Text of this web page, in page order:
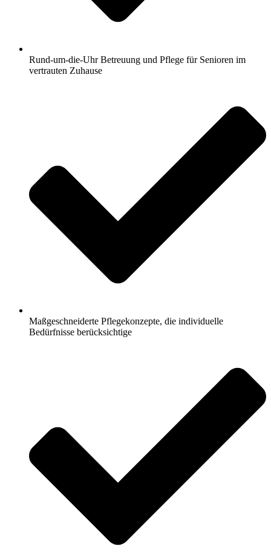
Rund-um-die-Uhr Betreuung und Pflege für Senioren im
vertrauten Zuhause
Maßgeschneiderte Pflegekonzepte, die individuelle
Bedürfnisse berücksichtige